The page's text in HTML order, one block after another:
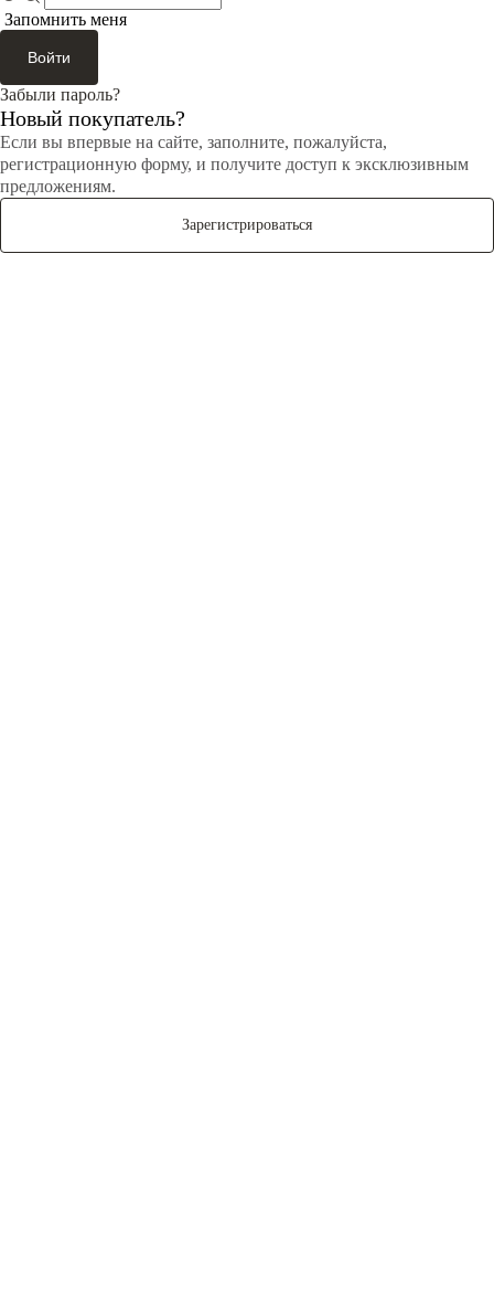
Запомнить меня
Войти
Забыли пароль?
Новый покупатель?
Если вы впервые на сайте, заполните, пожалуйста,
регистрационную форму, и получите доступ к эксклюзивным
предложениям.
Зарегистрироваться